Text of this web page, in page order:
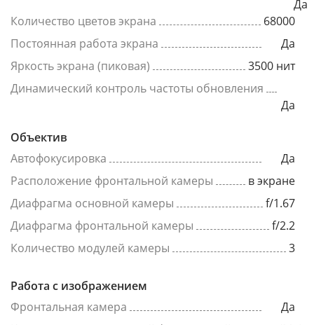
Да
Количество цветов экрана
68000
Постоянная работа экрана
Да
Яркость экрана (пиковая)
3500 нит
Динамический контроль частоты обновления
Да
Объектив
Автофокусировка
Да
Расположение фронтальной камеры
в экране
Диафрагма основной камеры
f/1.67
Диафрагма фронтальной камеры
f/2.2
Количество модулей камеры
3
Работа с изображением
Фронтальная камера
Да